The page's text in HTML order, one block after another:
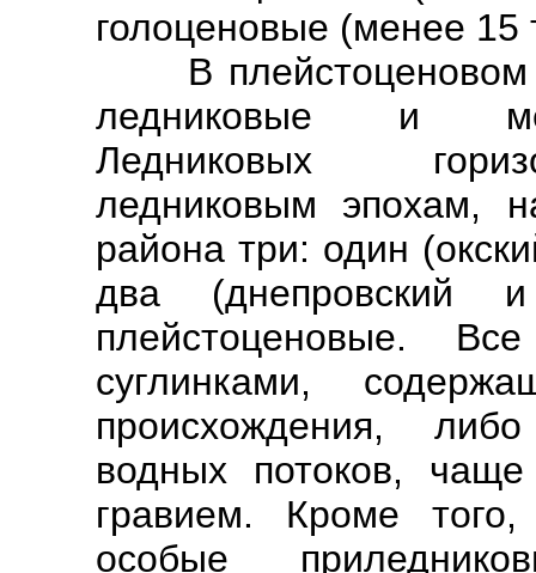
голоценовые (менее 15
В плейстоценовом
ледниковые и
Ледниковых
ледниковым эпохам,
района три: один
два (днепровский
плейстоценовые.
суглинками,
происхождения,
водных потоков,
гравием. Кроме
особые